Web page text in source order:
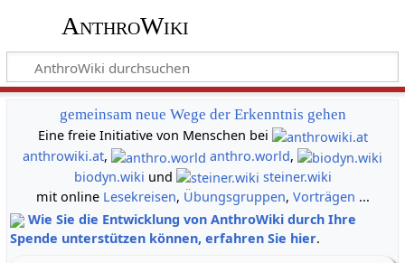
AnthroWiki
gemeinsam neue Wege der Erkenntnis gehen
Eine freie Initiative von Menschen bei
anthrowiki.at, anthro.world,
biodyn.wiki und
steiner.wiki
mit online Lesekreisen, Übungsgruppen, Vorträgen ...
Wie Sie die Entwicklung von AnthroWiki durch Ihre
Spende unterstützen können, erfahren Sie hier.